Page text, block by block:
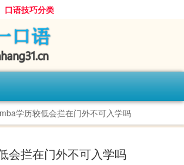
口语技巧分类
学历较低会拦在门外不可入学吗
会拦在门外不可入学吗